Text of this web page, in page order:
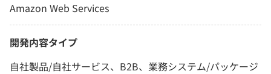
Amazon Web Services
開発内容タイプ
自社製品/自社サービス、B2B、業務システム/パッケージ